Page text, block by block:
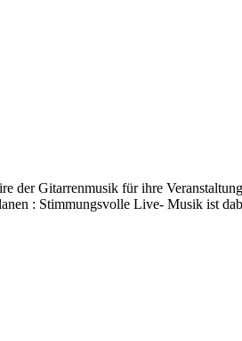
der Gitarrenmusik für ihre
: Stimmungsvolle Live- Musik ist